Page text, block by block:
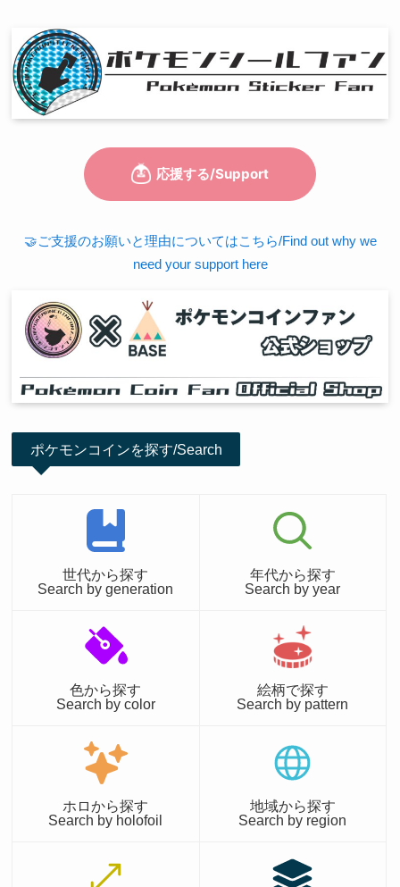
🤝ご支援のお願いと理由についてはこちら/Find out why we
need your support here
ポケモンコインを探す/Search
世代から探す
Search by generation
年代から探す
Search by year
色から探す
Search by color
絵柄で探す
Search by pattern
ホロから探す
Search by holofoil
地域から探す
Search by region